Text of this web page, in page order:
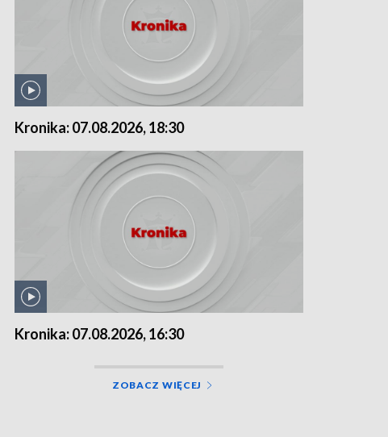
Kronika: 07.08.2026, 18:30
Kronika: 07.08.2026, 16:30
ZOBACZ WIĘCEJ